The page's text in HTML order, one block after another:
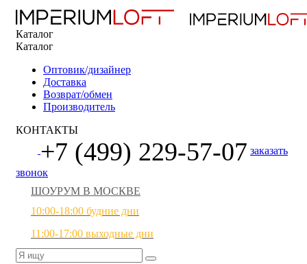
Каталог
Каталог
Оптовик/дизайнер
Доставка
Возврат/обмен
Производитель
КОНТАКТЫ
+7 (499) 229-57-07 заказать
звонок
ШОУРУМ В МОСКВЕ
10:00-18:00 будние дни
11:00-17:00 выходные дни